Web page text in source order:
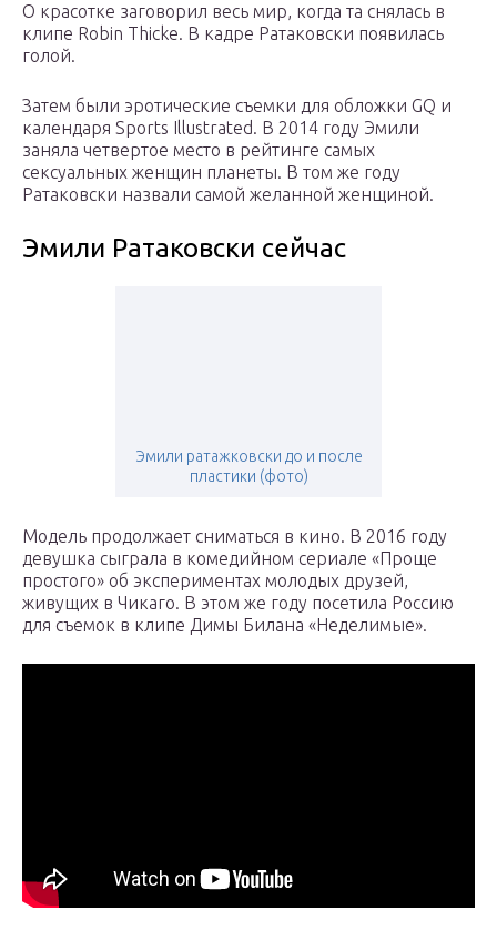
О красотке заговорил весь мир, когда та снялась в
клипе Robin Thicke. В кадре Ратаковски появилась
голой.
Затем были эротические съемки для обложки GQ и
календаря Sports Illustrated. В 2014 году Эмили
заняла четвертое место в рейтинге самых
сексуальных женщин планеты. В том же году
Ратаковски назвали самой желанной женщиной.
Эмили Ратаковски сейчас
Эмили ратажковски до и после
пластики (фото)
Модель продолжает сниматься в кино. В 2016 году
девушка сыграла в комедийном сериале «Проще
простого» об экспериментах молодых друзей,
живущих в Чикаго. В этом же году посетила Россию
для съемок в клипе Димы Билана «Неделимые».